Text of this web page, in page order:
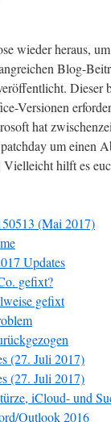
wieder heraus,
Blog-
Dieser
Versionen
hat
um einen
hilft es
(Mai 2017)
Updates
gefixt?
gefixt
(27. Juli 2017)
(27. Juli 2017)
iCloud- und
Outlook 2016